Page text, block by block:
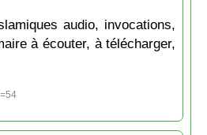
audio, invocations,
à écouter, à télécharger,